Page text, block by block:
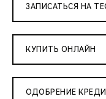
ЗАПИСАТЬСЯ НА
КУПИТЬ ОНЛАЙН
ОДОБРЕНИЕ